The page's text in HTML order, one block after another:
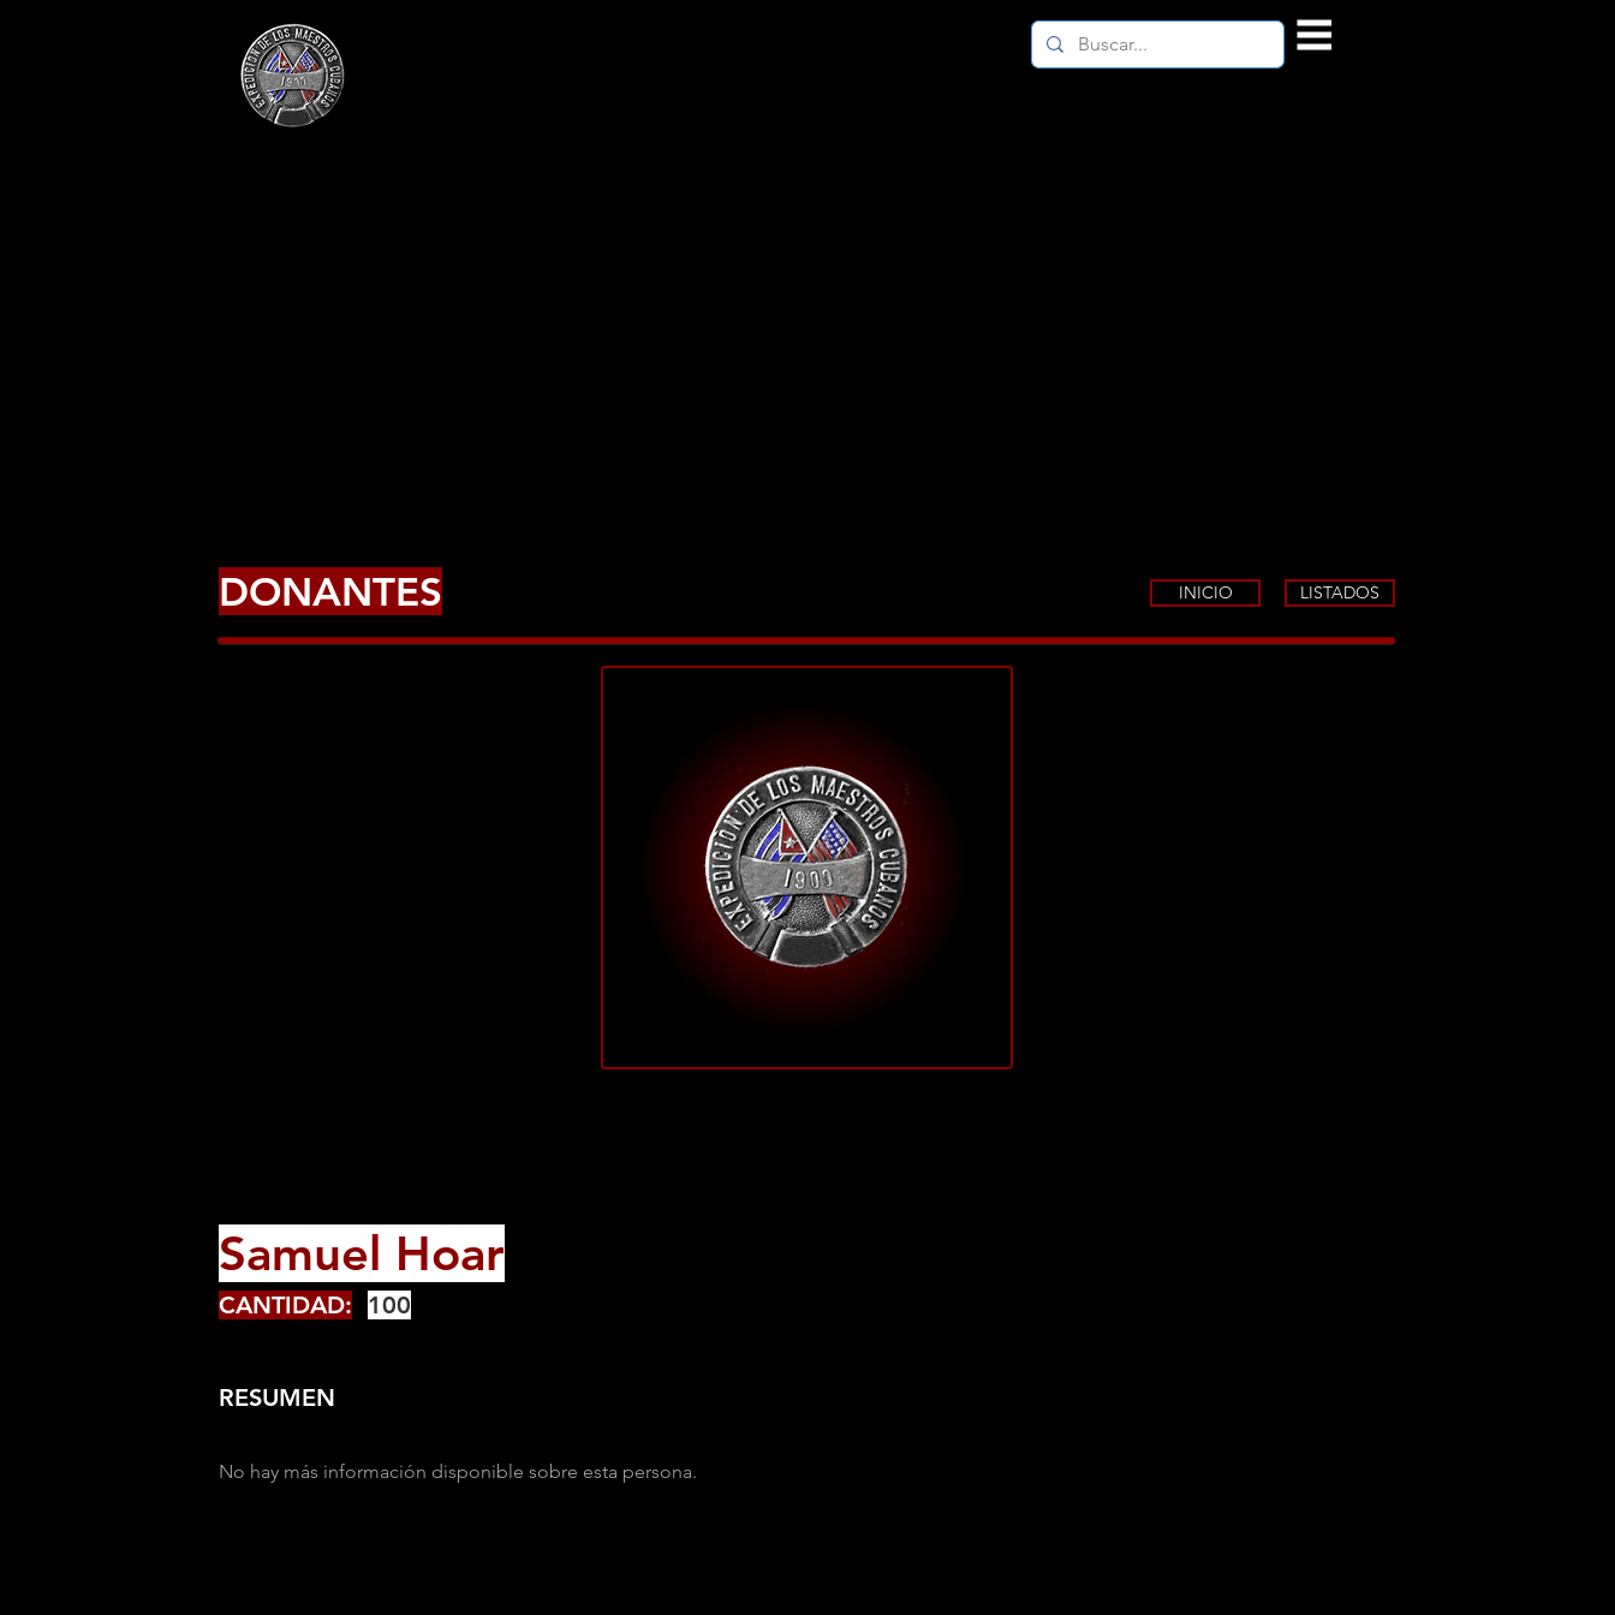
DONANTES INICIO LISTADOS
Samuel Hoar
CANTIDAD: 100
RESUMEN
No hay más información disponible sobre esta persona.